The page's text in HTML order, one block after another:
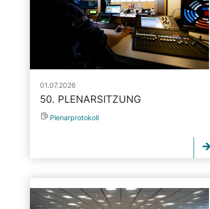
01.07.2026
50. PLENARSITZUNG
Plenarprotokoll